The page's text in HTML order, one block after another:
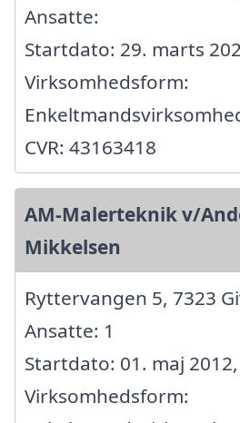
Ansatte:
Startdato: 29. marts
Virksomhedsform:
CVR: 43163418
AM-Malerteknik v/
Mikkelsen
Ryttervangen 5, 7323
Ansatte: 1
Startdato: 01. maj 2012,
Virksomhedsform: